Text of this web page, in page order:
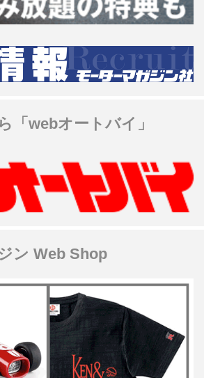
「webオートバイ」
ン Web Shop